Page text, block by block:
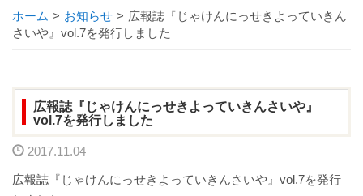
ごあいさつ
相談窓口
整備機器等
病院指標について
ホーム > お知らせ > 広報誌『じゃけんにっせきよっていきん
さいや』vol.7を発行しました
広報誌『じゃけんにっせきよっていきんさいや』
vol.7を発行しました
2017.11.04
広報誌『じゃけんにっせきよっていきんさいや』vol.7を発行